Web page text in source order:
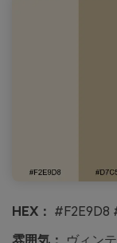
HEX： #F2E9D8
雰囲気：
ヴィン